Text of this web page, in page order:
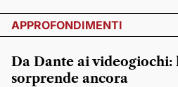
APPROFONDIMENTI
Da Dante ai videogiochi:
sorprende ancora